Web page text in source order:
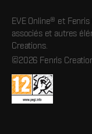
EVE Online® et
associés et autres
Creations.
©2026 Fenris